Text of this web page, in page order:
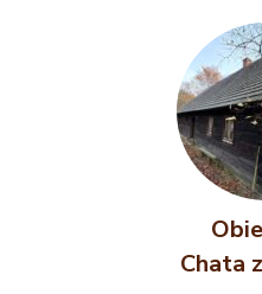
Chata